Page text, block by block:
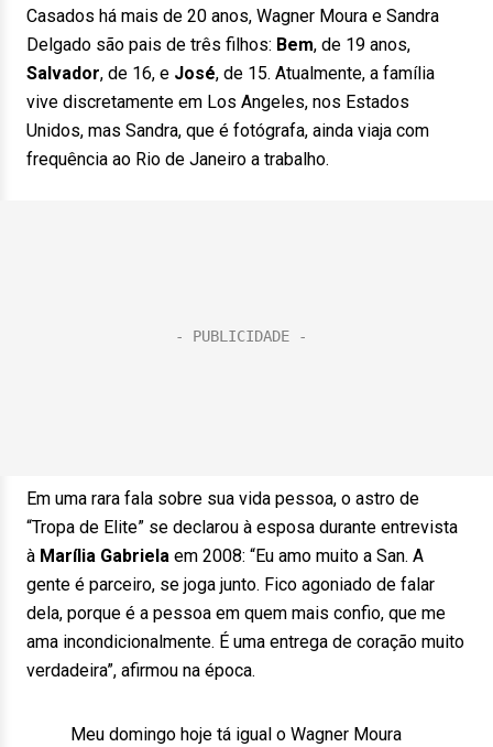
Casados há mais de 20 anos, Wagner Moura e Sandra
Delgado são pais de três filhos: Bem, de 19 anos,
Salvador, de 16, e José, de 15. Atualmente, a família
vive discretamente em Los Angeles, nos Estados
Unidos, mas Sandra, que é fotógrafa, ainda viaja com
frequência ao Rio de Janeiro a trabalho.
Em uma rara fala sobre sua vida pessoa, o astro de
“Tropa de Elite” se declarou à esposa durante entrevista
à Marília Gabriela em 2008: “Eu amo muito a San. A
gente é parceiro, se joga junto. Fico agoniado de falar
dela, porque é a pessoa em quem mais confio, que me
ama incondicionalmente. É uma entrega de coração muito
verdadeira”, afirmou na época.
Meu domingo hoje tá igual o Wagner Moura